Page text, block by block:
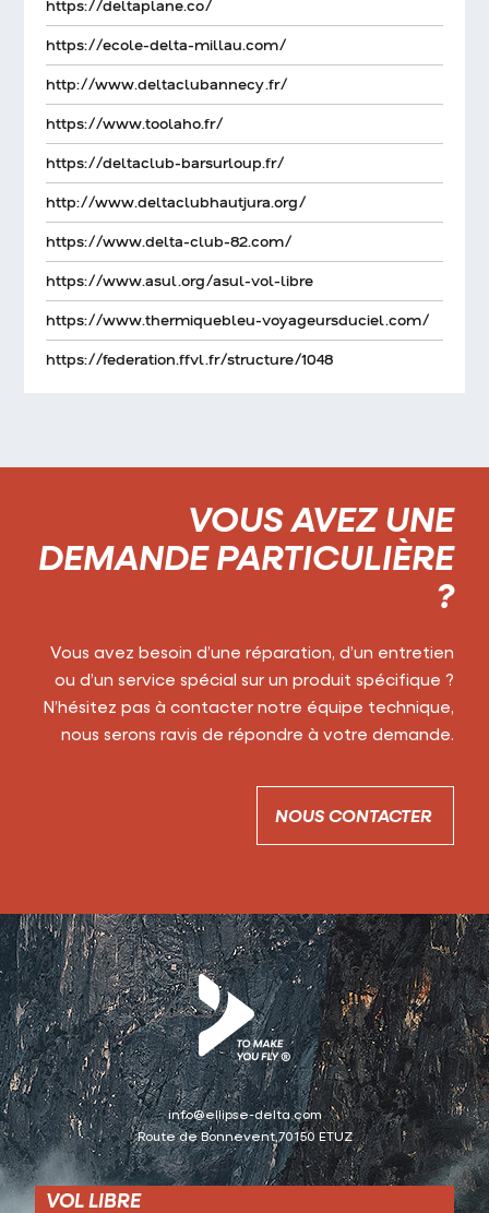
https://deltaplane.co/
https://ecole-delta-millau.com/
http://www.deltaclubannecy.fr/
https://www.toolaho.fr/
https://deltaclub-barsurloup.fr/
http://www.deltaclubhautjura.org/
https://www.delta-club-82.com/
https://www.asul.org/asul-vol-libre
https://www.thermiquebleu-voyageursduciel.com/
https://federation.ffvl.fr/structure/1048
VOUS AVEZ UNE
DEMANDE PARTICULIÈRE
?
Vous avez besoin d’une réparation, d’un entretien
ou d’un service spécial sur un produit spécifique ?
N’hésitez pas à contacter notre équipe technique,
nous serons ravis de répondre à votre demande.
NOUS CONTACTER
info@ellipse-delta.com
Route de Bonnevent,70150 ETUZ
VOL LIBRE